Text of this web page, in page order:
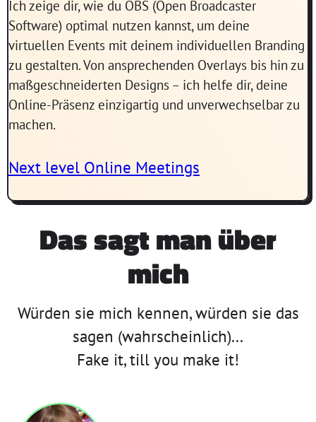
Ich zeige dir, wie du OBS (Open Broadcaster
Software) optimal nutzen kannst, um deine
virtuellen Events mit deinem individuellen Branding
zu gestalten. Von ansprechenden Overlays bis hin zu
maßgeschneiderten Designs – ich helfe dir, deine
Online-Präsenz einzigartig und unverwechselbar zu
machen.
Next level Online Meetings
Das sagt man über
mich
Würden sie mich kennen, würden sie das
sagen (wahrscheinlich)...
Fake it, till you make it!